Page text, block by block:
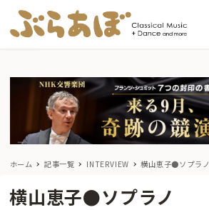
ホーム 記事一覧 INTERVIEW 横山恵子●ソプラノ
横山恵子●ソプラノ